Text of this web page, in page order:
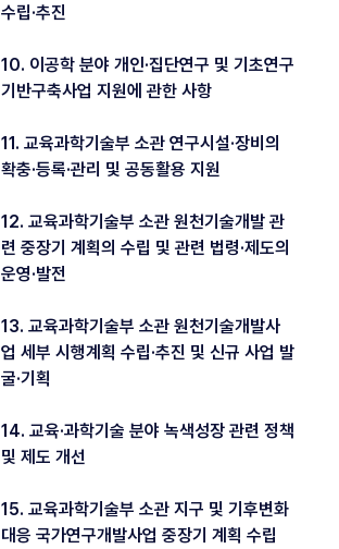
수립·추진
10. 이공학 분야 개인·집단연구 및 기초연구
기반구축사업 지원에 관한 사항
11. 교육과학기술부 소관 연구시설·장비의
확충·등록·관리 및 공동활용 지원
12. 교육과학기술부 소관 원천기술개발 관
련 중장기 계획의 수립 및 관련 법령·제도의
운영·발전
13. 교육과학기술부 소관 원천기술개발사
업 세부 시행계획 수립·추진 및 신규 사업 발
굴·기획
14. 교육·과학기술 분야 녹색성장 관련 정책
및 제도 개선
15. 교육과학기술부 소관 지구 및 기후변화
대응 국가연구개발사업 중장기 계획 수립